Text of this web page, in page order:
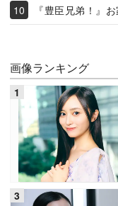
『豊臣兄弟！』
画像ランキング